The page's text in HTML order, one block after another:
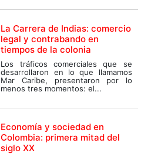
La Carrera de Indias: comercio
legal y contrabando en
tiempos de la colonia
Los tráficos comerciales que se
desarrollaron en lo que llamamos
Mar Caribe, presentaron por lo
menos tres momentos: el...
Economía y sociedad en
Colombia: primera mitad del
siglo XX